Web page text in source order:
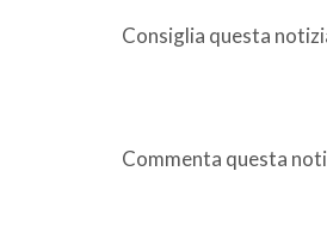
Consiglia questa
Commenta questa